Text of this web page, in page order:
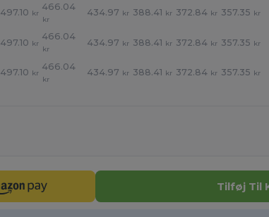
497.10 kr
466.04
kr
434.97 kr 388.41 kr 372.84 kr 357.35 kr
497.10 kr
466.04
kr
434.97 kr 388.41 kr 372.84 kr 357.35 kr
497.10 kr
466.04
kr
434.97 kr 388.41 kr 372.84 kr 357.35 kr
Tilføj Til